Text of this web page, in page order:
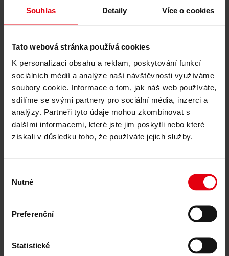
Souhlas Detaily Více o cookies
Tato webová stránka používá cookies
K personalizaci obsahu a reklam, poskytování funkcí
sociálních médií a analýze naší návštěvnosti využíváme
soubory cookie. Informace o tom, jak náš web používáte,
sdílíme se svými partnery pro sociální média, inzerci a
analýzy. Partneři tyto údaje mohou zkombinovat s
dalšími informacemi, které jste jim poskytli nebo které
získali v důsledku toho, že používáte jejich služby.
souhlasu
Nutné
Preferenční
Statistické
Integrované poradenství
Certifikace budov
Monitorování a kontrola staveb
CDE platformy
Reference
O nás
Kariéra
Novinky & Události
Kontakty
Reference
Kanceláře voestalpine, Praha
Detaily projektu
voestalpinev historickém centru Prahy – původní záměr investora